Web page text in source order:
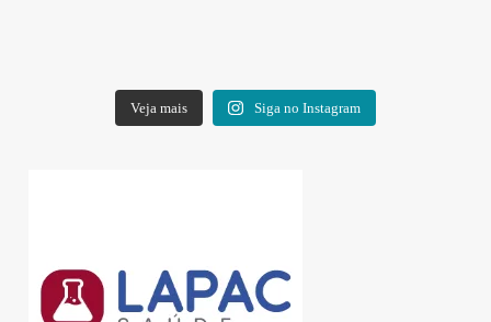
Veja mais Siga no Instagram